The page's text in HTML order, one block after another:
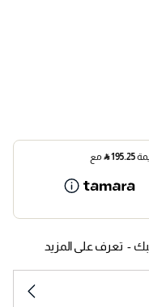
195.25
⃁ مع
تعرف على المزيد